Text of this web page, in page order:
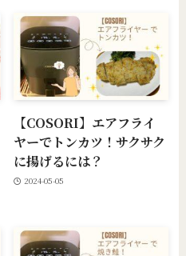
【COSORI】エアフライ
ヤーでトンカツ！サクサク
に揚げるには？
2024-05-05